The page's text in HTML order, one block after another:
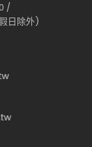
/
日除外)